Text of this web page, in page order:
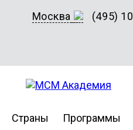
Москва (495)
Страны Программы